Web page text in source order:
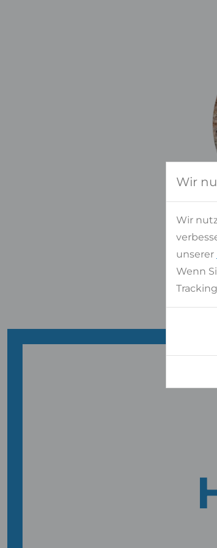
Wir
Wir
unserer
Wenn